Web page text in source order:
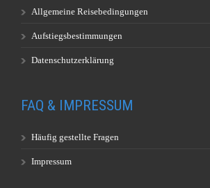
Allgemeine Reisebedingungen
Aufstiegsbestimmungen
Datenschutzerklärung
FAQ & IMPRESSUM
Häufig gestellte Fragen
Impressum